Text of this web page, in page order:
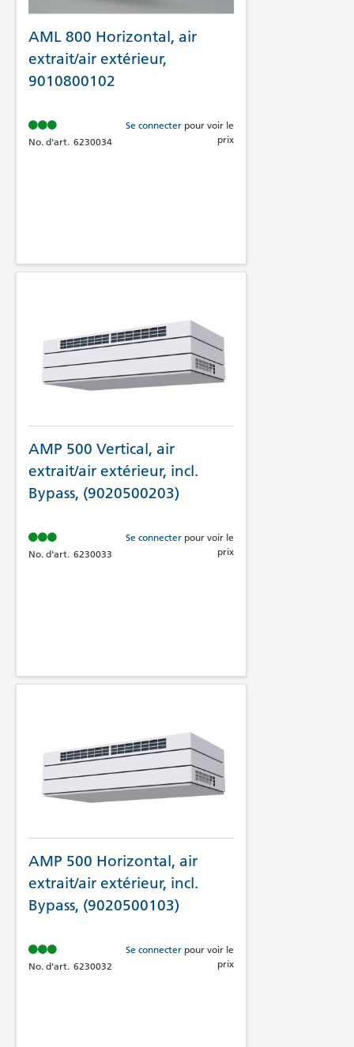
AML 800 Horizontal, air
extrait/air extérieur,
9010800102
Se connecter pour voir le
prix
No. d'art. 6230034
AMP 500 Vertical, air
extrait/air extérieur, incl.
Bypass, (9020500203)
Se connecter pour voir le
prix
No. d'art. 6230033
AMP 500 Horizontal, air
extrait/air extérieur, incl.
Bypass, (9020500103)
Se connecter pour voir le
prix
No. d'art. 6230032